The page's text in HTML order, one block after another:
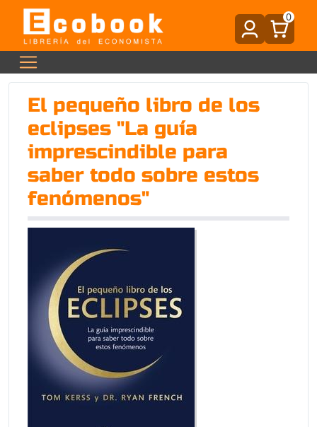
0
El pequeño libro de los
eclipses "La guía
imprescindible para
saber todo sobre estos
fenómenos"